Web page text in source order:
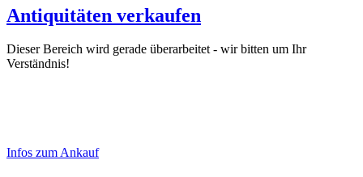
Antiquitäten verkaufen
Dieser Bereich wird gerade überarbeitet - wir bitten um Ihr
Verständnis!
Sidebar
Infos zum Ankauf